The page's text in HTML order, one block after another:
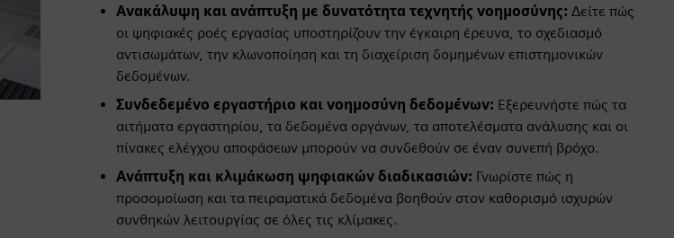
Ανακάλυψη και ανάπτυξη με δυνατότητα τεχνητής νοημοσύνης: Δείτε πώς
οι ψηφιακές ροές εργασίας υποστηρίζουν την έγκαιρη έρευνα, το σχεδιασμό
αντισωμάτων, την κλωνοποίηση και τη διαχείριση δομημένων επιστημονικών
δεδομένων.
Συνδεδεμένο εργαστήριο και νοημοσύνη δεδομένων: Εξερευνήστε πώς τα
αιτήματα εργαστηρίου, τα δεδομένα οργάνων, τα αποτελέσματα ανάλυσης και οι
πίνακες ελέγχου αποφάσεων μπορούν να συνδεθούν σε έναν συνεπή βρόχο.
Ανάπτυξη και κλιμάκωση ψηφιακών διαδικασιών: Γνωρίστε πώς η
προσομοίωση και τα πειραματικά δεδομένα βοηθούν στον καθορισμό ισχυρών
συνθηκών λειτουργίας σε όλες τις κλίμακες.